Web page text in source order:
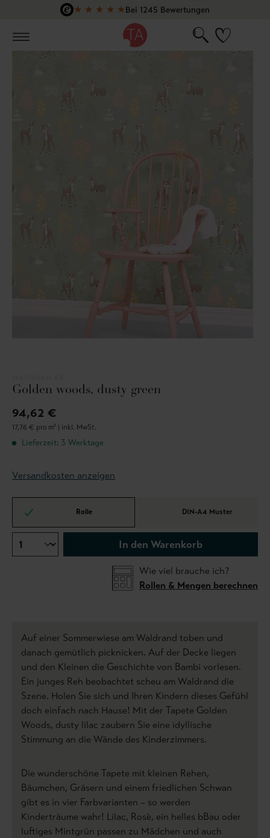
Zum Hauptinhalt springen
★ ★ ★ ★ ★Bei 1245 Bewertungen
Golden woods, dusty green
94,62 €
17,76 € pro m² | inkl. MwSt.
Lieferzeit: 3 Werktage
Versandkosten anzeigen
Rolle DIN-A4 Muster
In den Warenkorb
Wie viel brauche ich?
Rollen & Mengen berechnen
Auf einer Sommerwiese am Waldrand toben und
danach gemütlich picknicken. Auf der Decke liegen
und den Kleinen die Geschichte von Bambi vorlesen.
Ein junges Reh beobachtet scheu am Waldrand die
Szene. Holen Sie sich und Ihren Kindern dieses Gefühl
doch einfach nach Hause! Mit der Tapete Golden
Woods, dusty lilac zaubern Sie eine idyllische
Stimmung an die Wände des Kinderzimmers.
Die wunderschöne Tapete mit kleinen Rehen,
Bäumchen, Gräsern und einem friedlichen Schwan
gibt es in vier Farbvarianten – so werden
Kinderträume wahr! Lilac, Rosè, ein helles bBau oder
luftiges Mintgrün passen zu Mädchen und auch